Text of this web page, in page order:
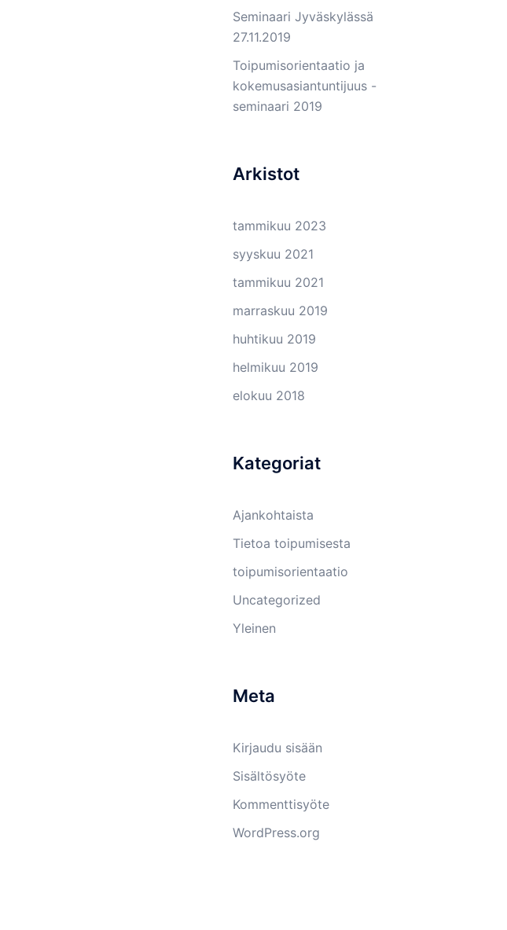
Seminaari Jyväskylässä
27.11.2019
Toipumisorientaatio ja
kokemusasiantuntijuus -
seminaari 2019
Arkistot
tammikuu 2023
syyskuu 2021
tammikuu 2021
marraskuu 2019
huhtikuu 2019
helmikuu 2019
elokuu 2018
Kategoriat
Ajankohtaista
Tietoa toipumisesta
toipumisorientaatio
Uncategorized
Yleinen
Meta
Kirjaudu sisään
Sisältösyöte
Kommenttisyöte
WordPress.org